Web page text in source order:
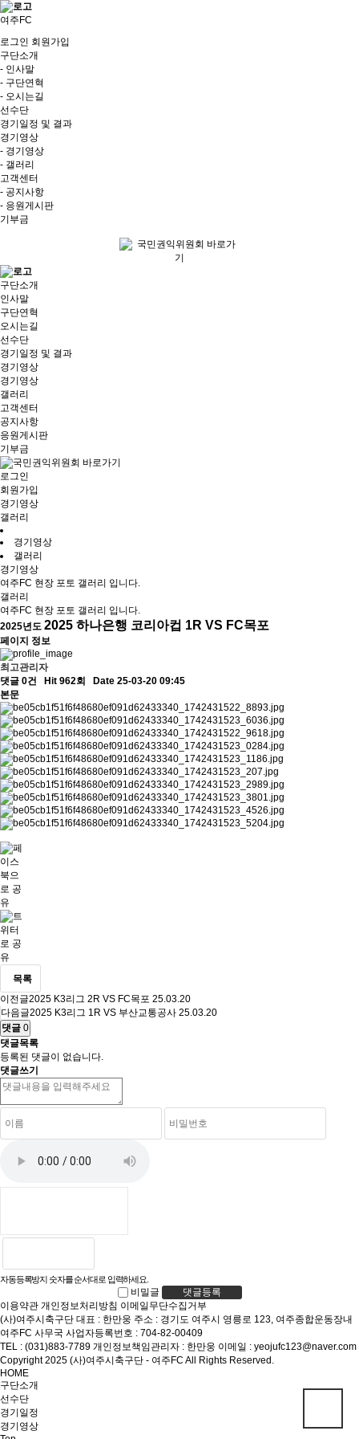
여주FC
로그인 회원가입
구단소개
- 인사말
- 구단연혁
- 오시는길
선수단
경기일정 및 결과
경기영상
- 경기영상
- 갤러리
고객센터
- 공지사항
- 응원게시판
기부금
구단소개
인사말
구단연혁
오시는길
선수단
경기일정 및 결과
경기영상
경기영상
갤러리
고객센터
공지사항
응원게시판
기부금
로그인
회원가입
경기영상
갤러리
경기영상
갤러리
경기영상
여주FC 현장 포토 갤러리 입니다.
갤러리
여주FC 현장 포토 갤러리 입니다.
2025년도 2025 하나은행 코리아컵 1R VS FC목포
페이지 정보
최고관리자
댓글 0건
Hit 962회
Date 25-03-20 09:45
본문
목록
이전글2025 K3리그 2R VS FC목포 25.03.20
다음글2025 K3리그 1R VS 부산교통공사 25.03.20
댓글 0
댓글목록
등록된 댓글이 없습니다.
댓글쓰기
자동등록방지 숫자를 순서대로 입력하세요.
비밀글
댓글등록
이용약관 개인정보처리방침 이메일무단수집거부
(사)여주시축구단 대표 : 한만웅 주소 : 경기도 여주시 영릉로 123, 여주종합운동장내
여주FC 사무국 사업자등록번호 : 704-82-00409
TEL : (031)883-7789 개인정보책임관리자 : 한만웅 이메일 : yeojufc123@naver.com
Copyright 2025 (사)여주시축구단 - 여주FC All Rights Reserved.
HOME
구단소개
선수단
경기일정
경기영상